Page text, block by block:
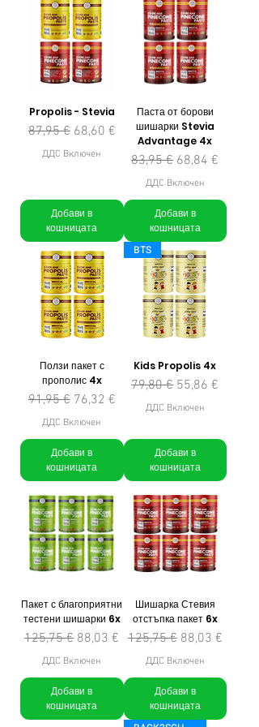
Propolis - Stevia
Редовна цена
87,95 € Продажна цена
68,60 €
ДДС Включен
Добави в
кошницата
Паста от борови
шишарки Stevia
Advantage 4x
Редовна цена
83,95 € Продажна цена
68,84 €
ДДС Включен
Добави в
кошницата
Ползи пакет с
прополис 4x
Редовна цена
91,95 € Продажна цена
76,32 €
ДДС Включен
Добави в
кошницата
BTS
Kids Propolis 4x
Редовна цена
79,80 € Продажна цена
55,86 €
ДДС Включен
Добави в
кошницата
Пакет с благоприятни
тестени шишарки 6x
Редовна цена
125,75 € Продажна цена
88,03 €
ДДС Включен
Добави в
кошницата
Шишарка Стевия
отстъпка пакет 6x
Редовна цена
125,75 € Продажна
88,03 €
ДДС Включен
Добави в
кошницата